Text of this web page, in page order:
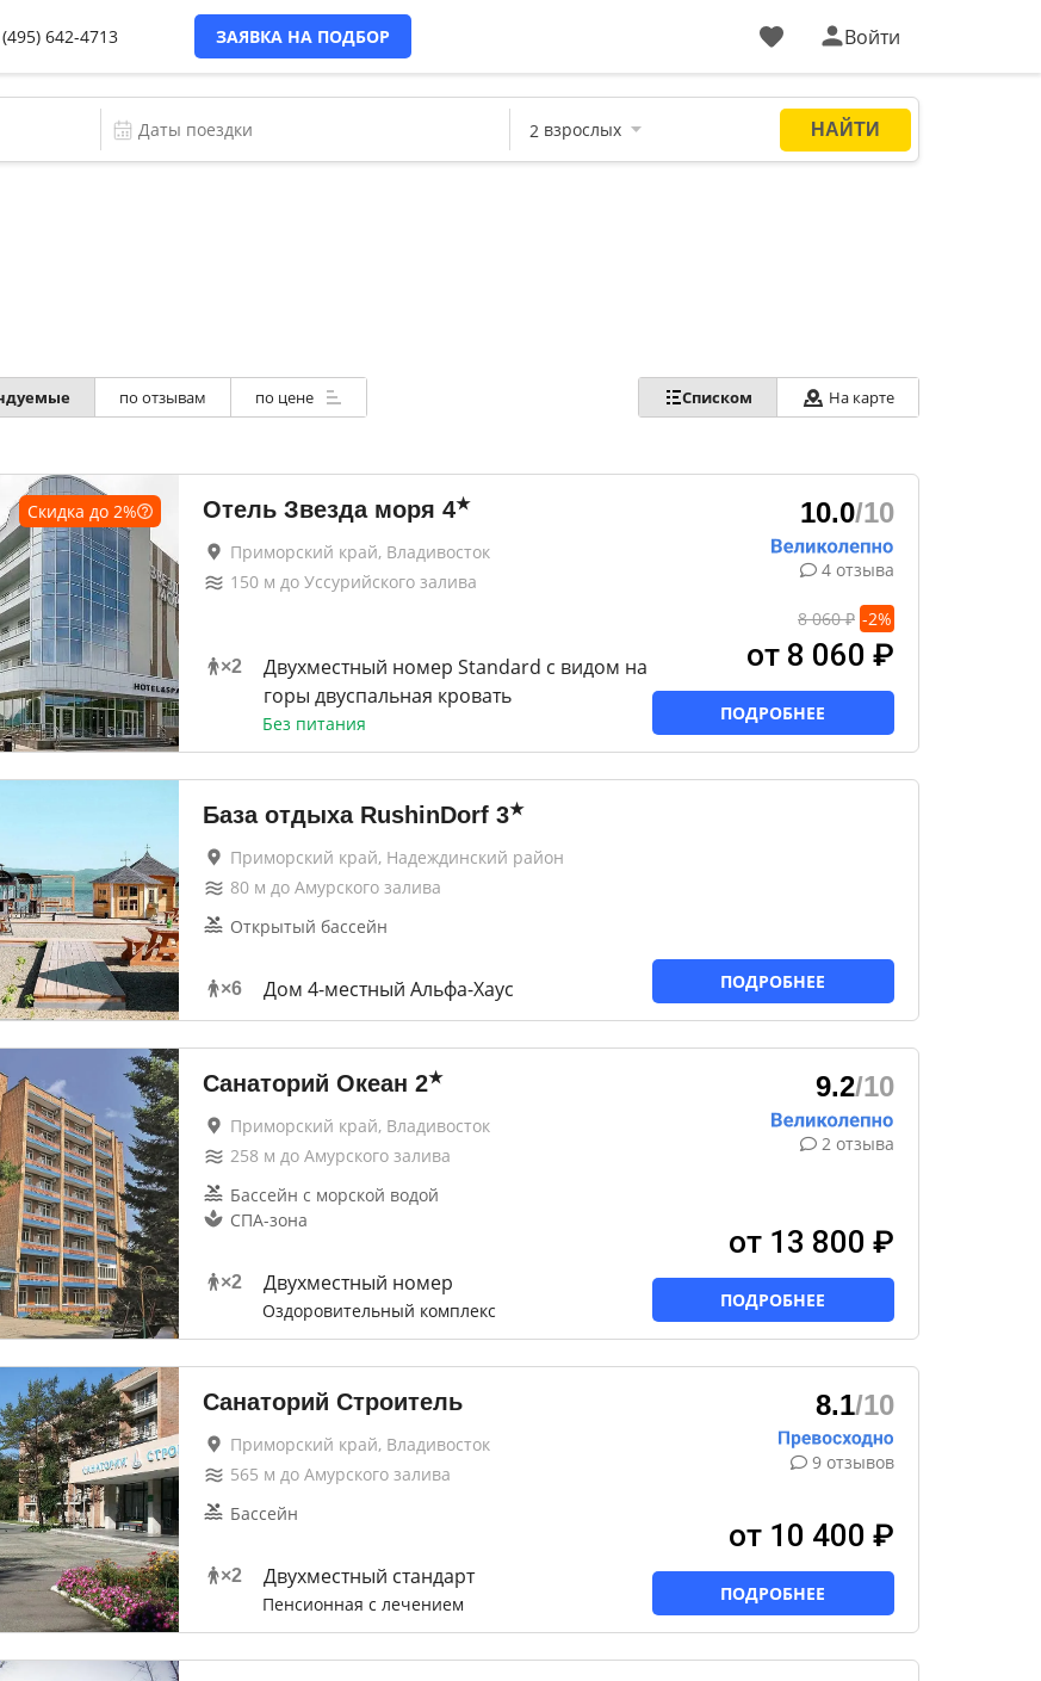
642-4713 ЗАЯВКА НА ПОДБОР Войти
по отзывам по цене Списком На карте
Скидка до 2% Отель Звезда моря 4★
Приморский край, Владивосток
150м до Уссурийского залива
×2
Двухместный номер Standard с видом на
горы двуспальная кровать
Без питания
10.0/10
4 отзыва
8 060 ₽ -2%
от 8 060 ₽
ПОДРОБНЕЕ
База отдыха RushinDorf 3★
Приморский край, Надеждинский район
80м до Амурского залива
Открытый бассейн
×6 Дом 4-местный Альфа-Хаус ПОДРОБНЕЕ
Санаторий Океан 2★
Приморский край, Владивосток
258 м до Амурского залива
Бассейн с морской водой
СПА-зона
×2 Двухместный номер
Оздоровительный комплекс
9.2/10
2 отзыва
от 13 800 ₽
ПОДРОБНЕЕ
Санаторий Строитель
Приморский край, Владивосток
565 м до Амурского залива
Бассейн
×2 Двухместный стандарт
Пенсионная с лечением
8.1/10
9 отзывов
от 10 400 ₽
ПОДРОБНЕЕ